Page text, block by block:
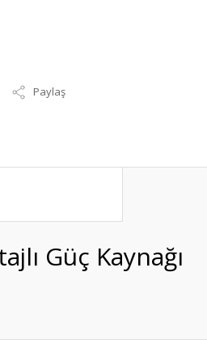
Paylaş
Güç Kaynağı